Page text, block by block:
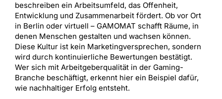
beschreiben ein Arbeitsumfeld, das Offenheit,
Entwicklung und Zusammenarbeit fördert. Ob vor Ort
in Berlin oder virtuell – GAMOMAT schafft Räume, in
denen Menschen gestalten und wachsen können.
Diese Kultur ist kein Marketingversprechen, sondern
wird durch kontinuierliche Bewertungen bestätigt.
Wer sich mit Arbeitgeberqualität in der Gaming-
Branche beschäftigt, erkennt hier ein Beispiel dafür,
wie nachhaltiger Erfolg entsteht.